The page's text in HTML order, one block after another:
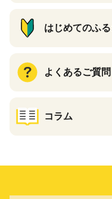
はじめてのふ
よくあるご質問
コラム